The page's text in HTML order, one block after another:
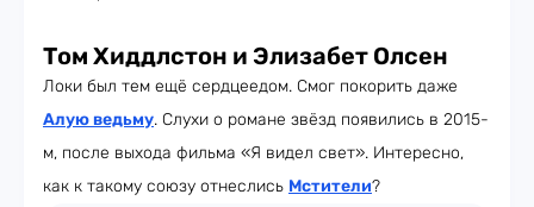
Том Хиддлстон и Элизабет Олсен
Локи был тем ещё сердцеедом. Смог покорить даже
Алую ведьму. Слухи о романе звёзд появились в 2015-
м, после выхода фильма «Я видел свет». Интересно,
как к такому союзу отнеслись Мстители?